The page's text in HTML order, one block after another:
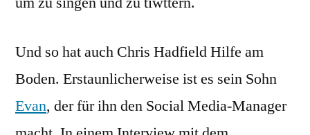
Und so hat auch Chris Hadfield Hilfe am
Boden. Erstaunlicherweise ist es sein Sohn
Evan, der für ihn den Social Media-Manager